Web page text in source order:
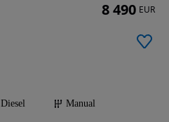
Diesel
Manual
8 490 EUR